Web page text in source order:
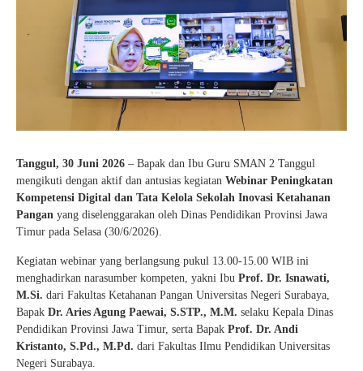
Tanggul, 30 Juni 2026 – Bapak dan Ibu Guru SMAN 2 Tanggul
mengikuti dengan aktif dan antusias kegiatan Webinar Peningkatan
Kompetensi Digital dan Tata Kelola Sekolah Inovasi Ketahanan
Pangan yang diselenggarakan oleh Dinas Pendidikan Provinsi Jawa
Timur pada Selasa (30/6/2026).
Kegiatan webinar yang berlangsung pukul 13.00-15.00 WIB ini
menghadirkan narasumber kompeten, yakni Ibu Prof. Dr. Isnawati,
M.Si. dari Fakultas Ketahanan Pangan Universitas Negeri Surabaya,
Bapak Dr. Aries Agung Paewai, S.STP., M.M. selaku Kepala Dinas
Pendidikan Provinsi Jawa Timur, serta Bapak Prof. Dr. Andi
Kristanto, S.Pd., M.Pd. dari Fakultas Ilmu Pendidikan Universitas
Negeri Surabaya.